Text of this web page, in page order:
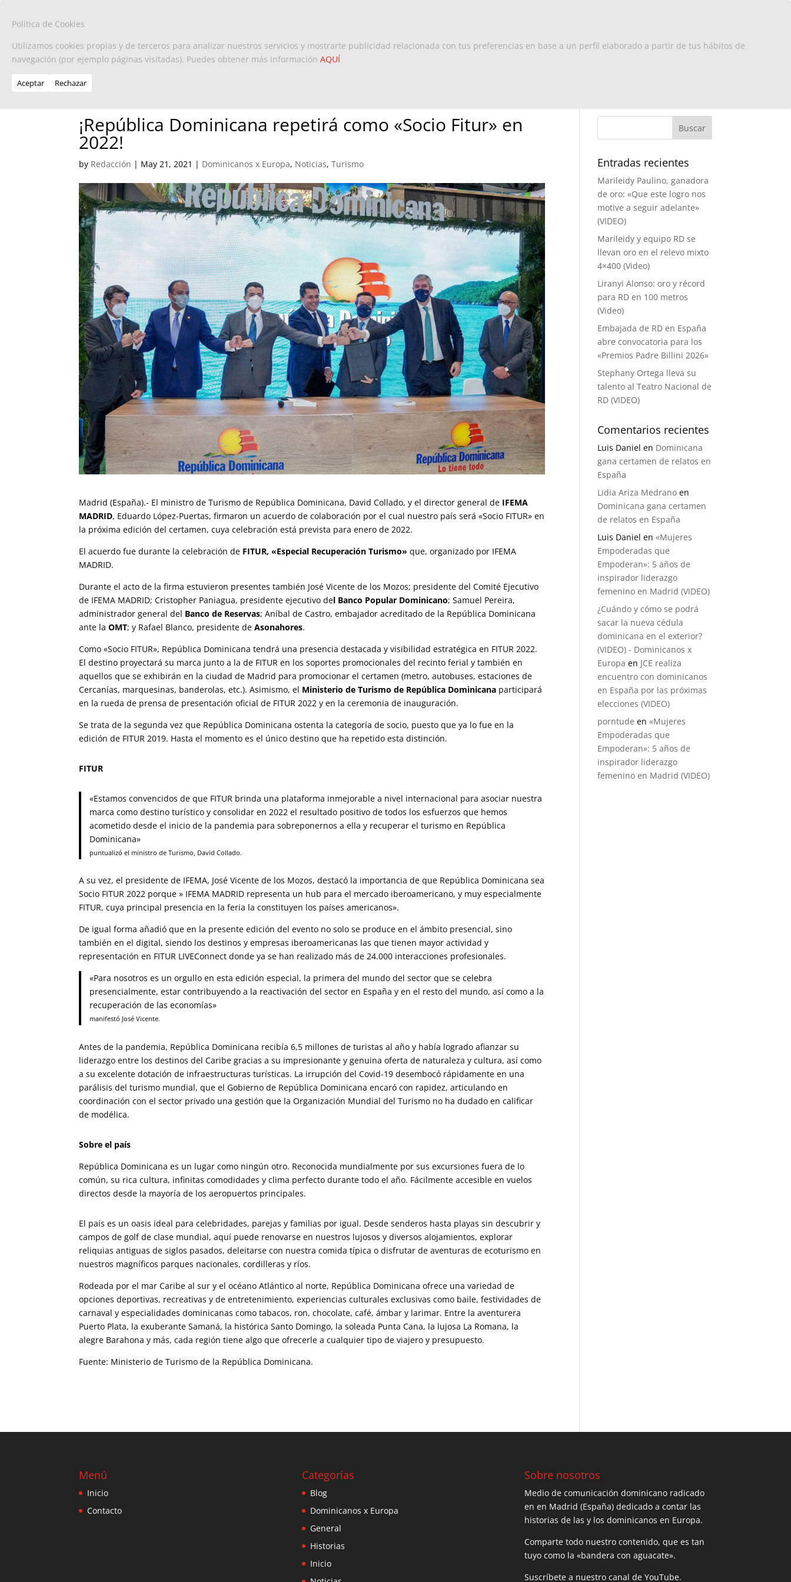
Inicio Europa Dominicanos x Europa Turismo Contacto
¡República Dominicana repetirá como «Socio Fitur» en
2022!
by Redacción | May 21, 2021 | Dominicanos x Europa, Noticias,Turismo
Madrid (España).- El ministro de Turismo de República Dominicana, David Collado, y el director general de IFEMA
MADRID, Eduardo López-Puertas, firmaron un acuerdo de colaboración por el cual nuestro país será «Socio FITUR» en
la próxima edición del certamen, cuya celebración está prevista para enero de 2022.
El acuerdo fue durante la celebración de FITUR, «Especial Recuperación Turismo» que, organizado por IFEMA
MADRID.
Durante el acto de la firma estuvieron presentes también José Vicente de los Mozos; presidente del Comité Ejecutivo
de IFEMA MADRID; Cristopher Paniagua, presidente ejecutivo del Banco Popular Dominicano; Samuel Pereira,
administrador general del Banco de Reservas; Aníbal de Castro, embajador acreditado de la República Dominicana
ante laOMT; y Rafael Blanco, presidente deAsonahores.
Como «Socio FITUR», República Dominicana tendrá una presencia destacada y visibilidad estratégica en FITUR 2022.
El destino proyectará su marca junto a la de FITUR en los soportes promocionales del recinto ferial y también en
aquellos que se exhibirán en la ciudad de Madrid para promocionar el certamen (metro, autobuses, estaciones de
Cercanías, marquesinas, banderolas, etc.). Asimismo, el Ministerio de Turismo de República Dominicana participará
en la rueda de prensa de presentación oficial de FITUR 2022 y en la ceremonia de inauguración.
Se trata de la segunda vez que República Dominicana ostenta la categoría de socio, puesto que ya lo fue en la
edición de FITUR 2019. Hasta el momento es el único destino que ha repetido esta distinción.
FITUR
«Estamos convencidos de que FITUR brinda una plataforma inmejorable a nivel internacional para asociar nuestra
marca como destino turístico y consolidar en 2022 el resultado positivo de todos los esfuerzos que hemos
acometido desde el inicio de la pandemia para sobreponernos a ella y recuperar el turismo en República
Dominicana»
puntualizó el ministro de Turismo, David Collado.
A su vez, el presidente de IFEMA, José Vicente de los Mozos, destacó la importancia de que República Dominicana sea
Socio FITUR 2022 porque » IFEMA MADRID representa un hub para el mercado iberoamericano, y muy especialmente
FITUR, cuya principal presencia en la feria la constituyen los países americanos».
De igual forma añadió que en la presente edición del evento no solo se produce en el ámbito presencial, sino
también en el digital, siendo los destinos y empresas iberoamericanas las que tienen mayor actividad y
representación en FITUR LIVEConnect donde ya se han realizado más de 24.000 interacciones profesionales.
«Para nosotros es un orgullo en esta edición especial, la primera del mundo del sector que se celebra
presencialmente, estar contribuyendo a la reactivación del sector en España y en el resto del mundo, así como a la
recuperación de las economías»
manifestó José Vicente.
Antes de la pandemia, República Dominicana recibía 6,5 millones de turistas al año y había logrado afianzar su
liderazgo entre los destinos del Caribe gracias a su impresionante y genuina oferta de naturaleza y cultura, así como
a su excelente dotación de infraestructuras turísticas. La irrupción del Covid-19 desembocó rápidamente en una
parálisis del turismo mundial, que el Gobierno de República Dominicana encaró con rapidez, articulando en
coordinación con el sector privado una gestión que la Organización Mundial del Turismo no ha dudado en calificar
de modélica.
Sobre el país
República Dominicana es un lugar como ningún otro. Reconocida mundialmente por sus excursiones fuera de lo
común, su rica cultura, infinitas comodidades y clima perfecto durante todo el año. Fácilmente accesible en vuelos
directos desde la mayoría de los aeropuertos principales.
El país es un oasis ideal para celebridades, parejas y familias por igual. Desde senderos hasta playas sin descubrir y
campos de golf de clase mundial, aquí puede renovarse en nuestros lujosos y diversos alojamientos, explorar
reliquias antiguas de siglos pasados, deleitarse con nuestra comida típica o disfrutar de aventuras de ecoturismo en
nuestros magníficos parques nacionales, cordilleras y ríos.
Rodeada por el mar Caribe al sur y el océano Atlántico al norte, República Dominicana ofrece una variedad de
opciones deportivas, recreativas y de entretenimiento, experiencias culturales exclusivas como baile, festividades de
carnaval y especialidades dominicanas como tabacos, ron, chocolate, café, ámbar y larimar. Entre la aventurera
Puerto Plata, la exuberante Samaná, la histórica Santo Domingo, la soleada Punta Cana, la lujosa La Romana, la
alegre Barahona y más, cada región tiene algo que ofrecerle a cualquier tipo de viajero y presupuesto.
Fuente: Ministerio de Turismo de la República Dominicana.
Entradas recientes
Marileidy Paulino, ganadora
de oro: «Que este logro nos
motive a seguir adelante»
(VIDEO)
Marileidy y equipo RD se
llevan oro en el relevo mixto
4×400 (Video)
Liranyi Alonso: oro y récord
para RD en 100 metros
(Video)
Embajada de RD en España
abre convocatoria para los
«Premios Padre Billini 2026»
Stephany Ortega lleva su
talento al Teatro Nacional de
RD (VIDEO)
Comentarios recientes
Luis Daniel en Dominicana
gana certamen de relatos en
España
Lidia Ariza Medrano en
Dominicana gana certamen
de relatos en España
Luis Daniel en«Mujeres
Empoderadas que
Empoderan»: 5 años de
inspirador liderazgo
femenino en Madrid (VIDEO)
¿Cuándo y cómo se podrá
sacar la nueva cédula
dominicana en el exterior?
(VIDEO) - Dominicanos x
Europa en JCE realiza
encuentro con dominicanos
en España por las próximas
elecciones (VIDEO)
porntude en«Mujeres
Empoderadas que
Empoderan»: 5 años de
inspirador liderazgo
femenino en Madrid (VIDEO)
Menú
Inicio
Contacto
Categorías
Blog
Dominicanos x Europa
General
Historias
Inicio
Sobre nosotros
Medio de comunicación dominicano radicado
en en Madrid (España) dedicado a contar las
historias de las y los dominicanos en Europa.
Comparte todo nuestro contenido, que es tan
tuyo como la «bandera con aguacate».
Suscríbete a nuestro canal de YouTube.
Política de Cookies
Utilizamos cookies propias y de terceros para analizar nuestros servicios y mostrarte publicidad relacionada con tus preferencias en base a un perfil elaborado a partir de tus hábitos de
navegación (por ejemplo páginas visitadas). Puedes obtener más información AQUÍ
Aceptar Rechazar